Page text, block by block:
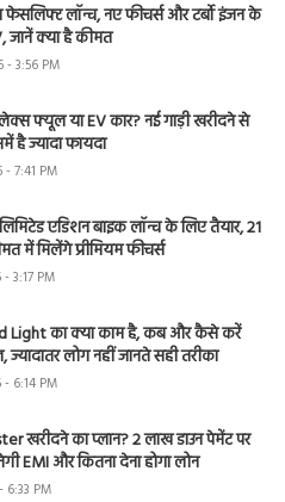
फेसलिफ्ट लॉन्च, नए फीचर्स और टर्बो इंजन के
जानें क्या है कीमत
- 3:56 PM
फ्यूल या EV कार? नई गाड़ी खरीदने से
है ज्यादा फायदा
- 7:41 PM
एडिशन बाइक लॉन्च के लिए तैयार, 21
में मिलेंगे प्रीमियम फीचर्स
3:17 PM
Light का क्या काम है, कब और कैसे करें
लोग नहीं जानते सही तरीका
- 6:14 PM
खरीदने का प्लान? 2 लाख डाउन पेमेंट पर
EMI और कितना देना होगा लोन
6:33 PM